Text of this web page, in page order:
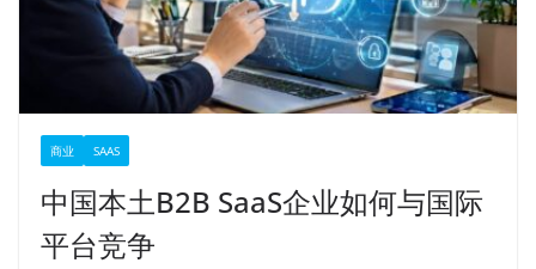
商业 SAAS
中国本土B2B SaaS企业如何与国际
平台竞争